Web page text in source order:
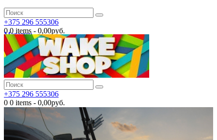
+375 296 555306
0 0 items - 0,00руб.
Магазин
+375 296 555306
0 0 items - 0,00руб.